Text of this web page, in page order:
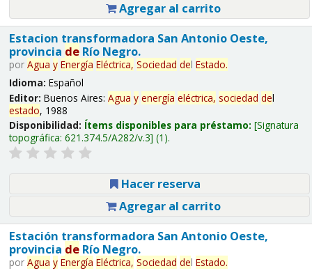
Agregar al carrito
Estacion transformadora San Antonio Oeste,
provincia deRío Negro.
por Agua y Energía Eléctrica, Sociedad del Estado.
Idioma: Español
Editor: Buenos Aires: Agua y energía eléctrica, sociedad del
estado, 1988
Disponibilidad: Ítems disponibles para préstamo: Signatura
topográfica: 621.374.5/A282/v.3 (1).
Hacer reserva
Agregar al carrito
Estación transformadora San Antonio Oeste,
provincia deRío Negro.
por Agua y Energía Eléctrica, Sociedad del Estado.